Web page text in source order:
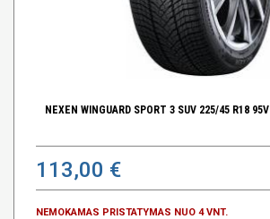
NEXEN WINGUARD SPORT 3 SUV 225/45 R18 95V
113,00 €
NEMOKAMAS PRISTATYMAS NUO 4 VNT.